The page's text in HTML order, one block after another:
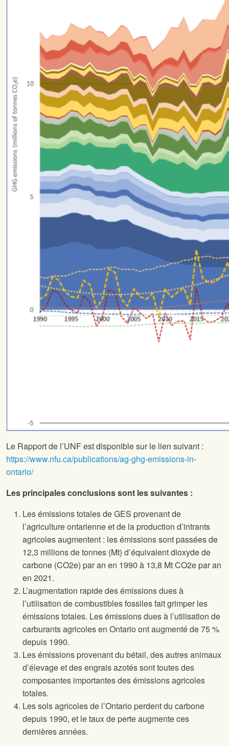
Le Rapport de l’UNF est disponible sur le lien suivant :
https://www.nfu.ca/publications/ag-ghg-emissions-in-
ontario/
Les principales conclusions sont les suivantes :
Les émissions totales de GES provenant de
l’agriculture ontarienne et de la production d’intrants
agricoles augmentent : les émissions sont passées de
12,3 millions de tonnes (Mt) d’équivalent dioxyde de
carbone (CO2e) par an en 1990 à 13,8 Mt CO2e par an
en 2021.
L’augmentation rapide des émissions dues à
l’utilisation de combustibles fossiles fait grimper les
émissions totales. Les émissions dues à l’utilisation de
carburants agricoles en Ontario ont augmenté de 75 %
depuis 1990.
Les émissions provenant du bétail, des autres animaux
d’élevage et des engrais azotés sont toutes des
composantes importantes des émissions agricoles
totales.
Les sols agricoles de l’Ontario perdent du carbone
depuis 1990, et le taux de perte augmente ces
dernières années.